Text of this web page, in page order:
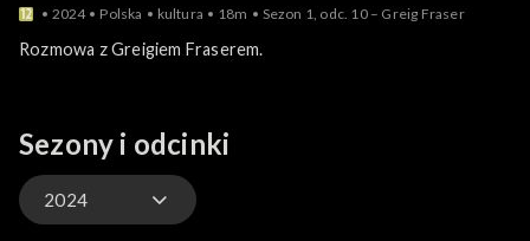
2024 Polska kultura 18m Sezon 1, odc. 10 – Greig Fraser
Rozmowa z Greigiem Fraserem.
Sezony i odcinki
2024